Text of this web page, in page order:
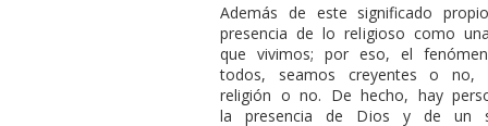
Además de este significado
presencia de lo religioso como
que vivimos; por eso, el
todos, seamos creyentes o no,
religión o no. De hecho, hay
la presencia de Dios y de un